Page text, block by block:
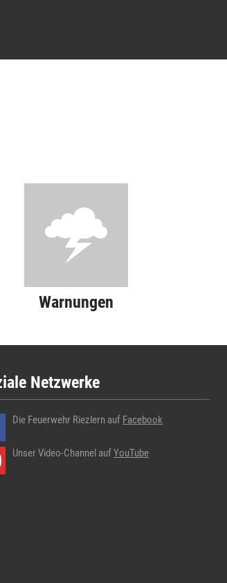
Warnungen
Netzwerke
Die Feuerwehr Riezlern auf Facebook
Unser Video-Channel aufYouTube